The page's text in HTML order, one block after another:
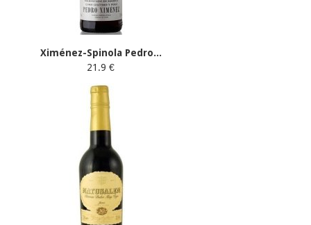
Ximénez-Spinola Pedro...
21.9 €